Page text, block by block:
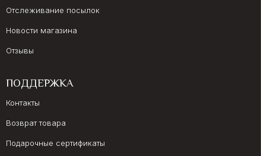
Отслеживание посылок
Новости магазина
Отзывы
ПОДДЕРЖКА
Контакты
Возврат товара
Подарочные сертификаты